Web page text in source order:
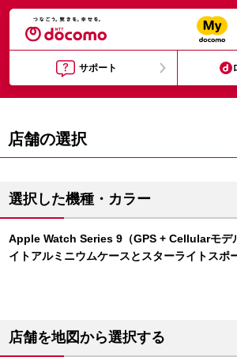
サポート
店舗の選択
選択した機種・カラー
Apple Watch Series 9（GPS + Cellularモデ
イトアルミニウムケースとスターライトスポ
店舗を地図から選択する